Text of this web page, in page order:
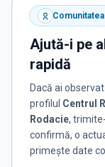
Ajută-i pe
rapidă
Dacă ai
profilul Centrul
Rodacie,
confirmă, o
primește date